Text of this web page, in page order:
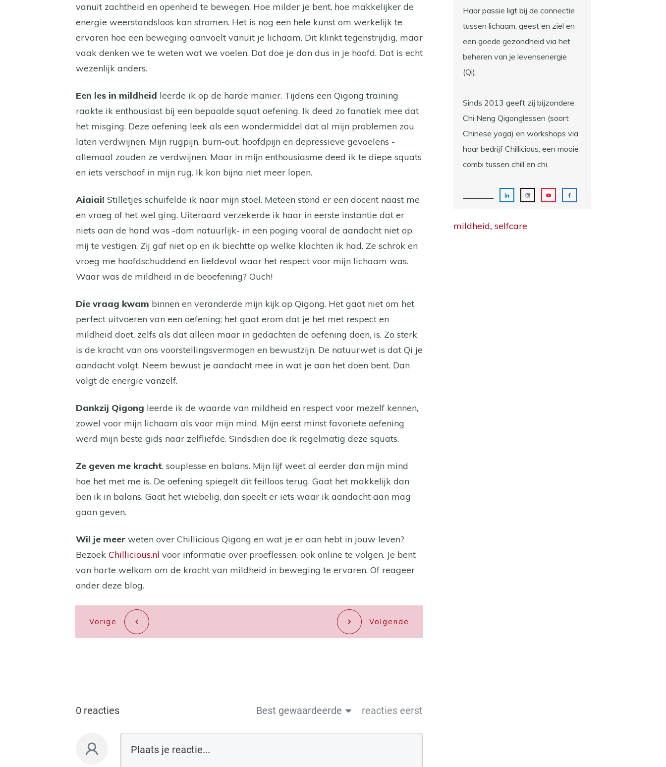
vanuit zachtheid en openheid te bewegen. Hoe milder je bent, hoe makkelijker de
energie weerstandsloos kan stromen. Het is nog een hele kunst om werkelijk te
ervaren hoe een beweging aanvoelt vanuit je lichaam. Dit klinkt tegenstrijdig, maar
vaak denken we te weten wat we voelen. Dat doe je dan dus in je hoofd. Dat is echt
wezenlijk anders.
Een les in mildheid leerde ik op de harde manier. Tijdens een Qigong training
raakte ik enthousiast bij een bepaalde squat oefening. Ik deed zo fanatiek mee dat
het misging. Deze oefening leek als een wondermiddel dat al mijn problemen zou
laten verdwijnen. Mijn rugpijn, burn-out, hoofdpijn en depressieve gevoelens -
allemaal zouden ze verdwijnen. Maar in mijn enthousiasme deed ik te diepe squats
en iets verschoof in mijn rug. Ik kon bijna niet meer lopen.
Aiaiai! Stilletjes schuifelde ik naar mijn stoel. Meteen stond er een docent naast me
en vroeg of het wel ging. Uiteraard verzekerde ik haar in eerste instantie dat er
niets aan de hand was -dom natuurlijk- in een poging vooral de aandacht niet op
mij te vestigen. Zij gaf niet op en ik biechtte op welke klachten ik had. Ze schrok en
vroeg me hoofdschuddend en liefdevol waar het respect voor mijn lichaam was.
Waar was de mildheid in de beoefening? Ouch!
Die vraag kwam binnen en veranderde mijn kijk op Qigong. Het gaat niet om het
perfect uitvoeren van een oefening; het gaat erom dat je het met respect en
mildheid doet, zelfs als dat alleen maar in gedachten de oefening doen, is. Zo sterk
is de kracht van ons voorstellingsvermogen en bewustzijn. De natuurwet is dat Qi je
aandacht volgt. Neem bewust je aandacht mee in wat je aan het doen bent. Dan
volgt de energie vanzelf.
Dankzij Qigong leerde ik de waarde van mildheid en respect voor mezelf kennen,
zowel voor mijn lichaam als voor mijn mind. Mijn eerst minst favoriete oefening
werd mijn beste gids naar zelfliefde. Sindsdien doe ik regelmatig deze squats.
Ze geven me kracht, souplesse en balans. Mijn lijf weet al eerder dan mijn mind
hoe het met me is. De oefening spiegelt dit feilloos terug. Gaat het makkelijk dan
ben ik in balans. Gaat het wiebelig, dan speelt er iets waar ik aandacht aan mag
gaan geven.
Wil je meer weten over Chillicious Qigong en wat je er aan hebt in jouw leven?
Bezoek Chillicious.nl voor informatie over proeflessen, ook online te volgen. Je bent
van harte welkom om de kracht van mildheid in beweging te ervaren. Of reageer
onder deze blog.
Vorige Volgende
0 reacties Best gewaardeerde reacties eerst
Haar passie ligt bij de connectie
tussen lichaam, geest en ziel en
een goede gezondheid via het
beheren van je levensenergie
(Qi).
Sinds 2013 geeft zij bijzondere
Chi Neng Qigonglessen (soort
Chinese yoga) en workshops via
haar bedrijf Chillicious, een mooie
combi tussen chill en chi.
mildheid, selfcare